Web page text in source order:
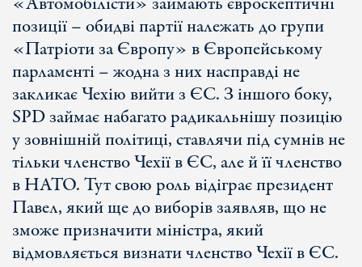
позиції – обидві партії належать до групи
«Патріоти за Європу» в Європейському
парламенті – жодна з них насправді не
закликає Чехію вийти з ЄС. З іншого боку,
SPD займає набагато радикальнішу позицію
у зовнішній політиці, ставлячи під сумнів не
тільки членство Чехії в ЄС, але й її членство
в НАТО. Тут свою роль відіграє президент
Павел, який ще до виборів заявляв, що не
зможе призначити міністра, який
відмовляється визнати членство Чехії в ЄС.